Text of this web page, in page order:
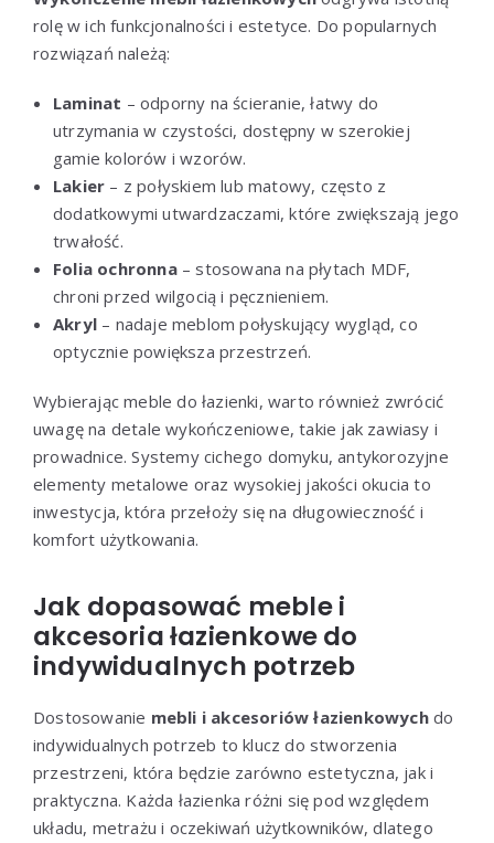
rolę w ich funkcjonalności i estetyce. Do popularnych
rozwiązań należą:
Laminat – odporny na ścieranie, łatwy do
utrzymania w czystości, dostępny w szerokiej
gamie kolorów i wzorów.
Lakier – z połyskiem lub matowy, często z
dodatkowymi utwardzaczami, które zwiększają jego
trwałość.
Folia ochronna– stosowana na płytach MDF,
chroni przed wilgocią i pęcznieniem.
Akryl – nadaje meblom połyskujący wygląd, co
optycznie powiększa przestrzeń.
Wybierając meble do łazienki, warto również zwrócić
uwagę na detale wykończeniowe, takie jak zawiasy i
prowadnice. Systemy cichego domyku, antykorozyjne
elementy metalowe oraz wysokiej jakości okucia to
inwestycja, która przełoży się na długowieczność i
komfort użytkowania.
Jak dopasować meble i
akcesoria łazienkowe do
indywidualnych potrzeb
Dostosowanie mebli i akcesoriów łazienkowychdo
indywidualnych potrzeb to klucz do stworzenia
przestrzeni, która będzie zarówno estetyczna, jak i
praktyczna. Każda łazienka różni się pod względem
układu, metrażu i oczekiwań użytkowników, dlatego